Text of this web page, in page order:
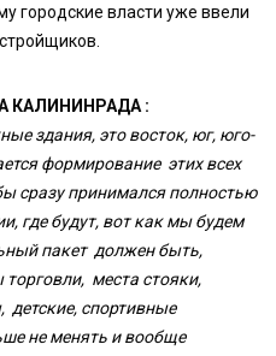
городские власти уже ввели
КАЛИНИНРАДА :
здания, это восток, юг, юго-
формирование этих всех
сразу принимался полностью
где будут, вот как мы будем
пакет должен быть,
места стояки,
спортивные
не менять и вообще